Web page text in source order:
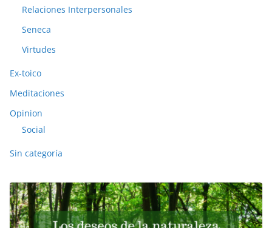
Relaciones Interpersonales
Seneca
Virtudes
Ex-toico
Meditaciones
Opinion
Social
Sin categoría